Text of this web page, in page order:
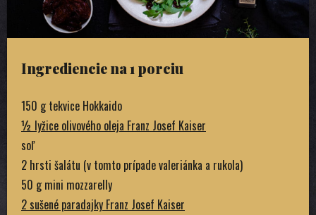
Ingrediencie na 1 porciu
150 g tekvice Hokkaido
½ lyžice olivového oleja Franz Josef Kaiser
soľ
2 hrsti šalátu (v tomto prípade valeriánka a rukola)
50 g mini mozzarelly
2 sušené paradajky Franz Josef Kaiser